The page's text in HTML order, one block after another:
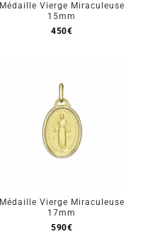
Médaille Vierge Miraculeuse
15mm
450€
Médaille Vierge Miraculeuse
17mm
590€